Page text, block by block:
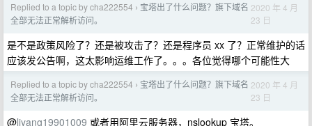
Replied to a topic by cha222554 › 宝塔出了什么问题？旗下域名
全部无法正常解析访问。
2020 年 4 月
23 日
是不是政策风险了？还是被攻击了？还是程序员 xx 了？正常维护的话
应该发公告啊，这太影响运维工作了。。。各位觉得哪个可能性大
Replied to a topic by cha222554 › 宝塔出了什么问题？旗下域名
全部无法正常解析访问。
2020 年 4 月
23 日
@liyang19901009 或者用阿里云服务器，nslookup 宝塔。